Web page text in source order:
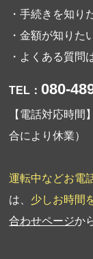
・手続きを知り
・金額が知りた
・よくある質問
TEL： 080-
【電話対応時
合により休業）
運転中などお電
は、 少しお時間
合わせページか